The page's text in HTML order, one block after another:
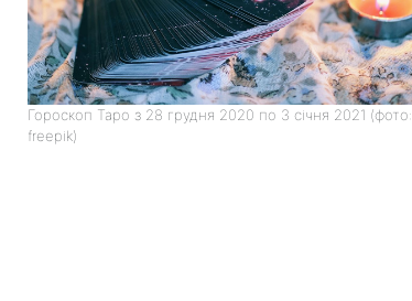
Гороскоп Таро з 28 грудня 2020 по 3 січня 2021 (фото:
freepik)